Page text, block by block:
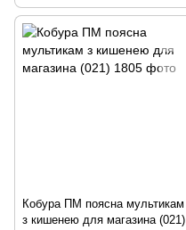
Кобура ПМ поясна мультикам
з кишенею для магазина (021)